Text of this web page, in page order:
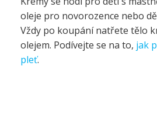
oleje pro novorozence nebo
Vždy po koupání natřete tělo
olejem. Podívejte se na to, jak
pleť.